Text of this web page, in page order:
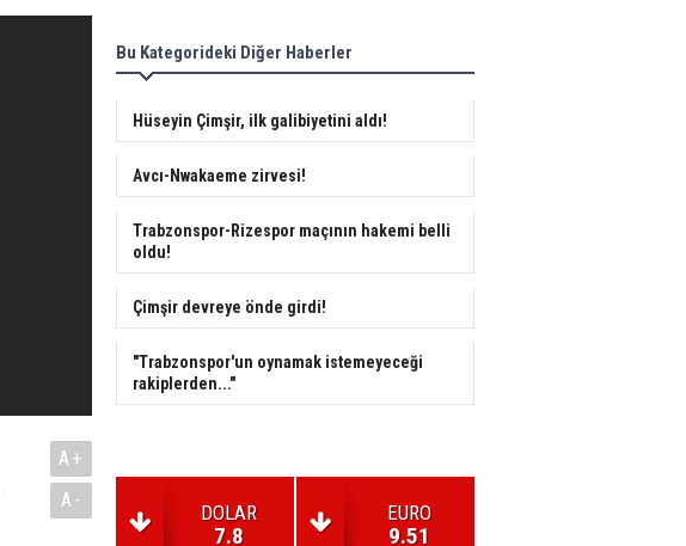
A+
A-
Bu Kategorideki Diğer Haberler
Hüseyin Çimşir, ilk galibiyetini aldı!
Avcı-Nwakaeme zirvesi!
Trabzonspor-Rizespor maçının hakemi belli
oldu!
Çimşir devreye önde girdi!
"Trabzonspor'un oynamak istemeyeceği
rakiplerden..."
DOLAR
7.8
EURO
9.51